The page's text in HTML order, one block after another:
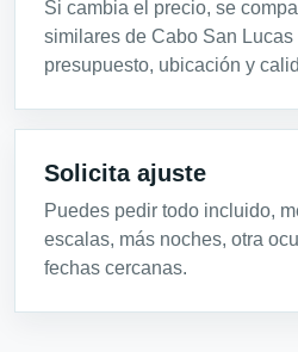
Si cambia el precio, se
similares de Cabo San Lucas
presupuesto, ubicación y
Solicita ajuste
Puedes pedir todo incluido,
escalas, más noches, otra
fechas cercanas.